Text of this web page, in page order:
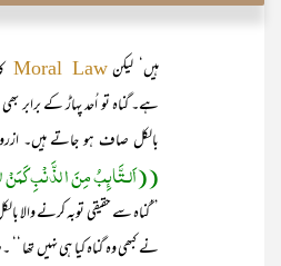
ہیں‘ لیکنMoral Law
ہے۔ گناہ تو اُحد پہاڑ کے برابر
بالکل صاف ہو جاتے ہیں۔
((اَلـتَّائِبُ مِنَ ا لذَّنْبِ
’’گناہ سے حقیقی توبہ کرنے والا
نے کبھی وہ گناہ کیا ہی نہیں تھا